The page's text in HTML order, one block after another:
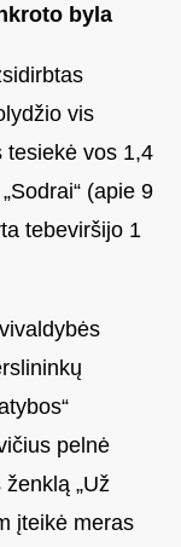
byla
vis
tesiekė vos 1,4
(apie 9
tebeviršijo 1
pelnė
„Už
įteikė meras